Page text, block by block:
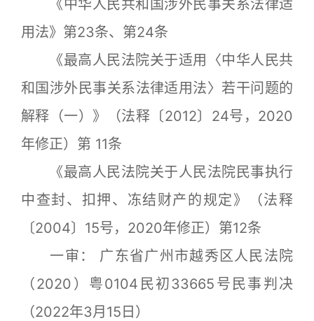
《中华人民共和国涉外民事关系法律适
用法》第23条、第24条
《最高人民法院关于适用〈中华人民共
和国涉外民事关系法律适用法〉若干问题的
解释（一）》（法释〔2012〕24号，2020
年修正）第 11条
《最高人民法院关于人民法院民事执行
中查封、扣押、冻结财产的规定》（法释
〔2004〕15号，2020年修正）第12条
一审： 广东省广州市越秀区人民法院
（2020）粤0104民初33665号民事判决
（2022年3月15日）